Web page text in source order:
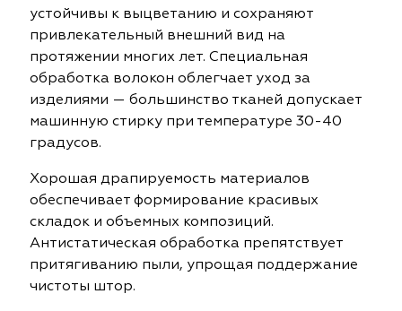
устойчивы к выцветанию и сохраняют
привлекательный внешний вид на
протяжении многих лет. Специальная
обработка волокон облегчает уход за
изделиями — большинство тканей допускает
машинную стирку при температуре 30-40
градусов.
Хорошая драпируемость материалов
обеспечивает формирование красивых
складок и объемных композиций.
Антистатическая обработка препятствует
притягиванию пыли, упрощая поддержание
чистоты штор.